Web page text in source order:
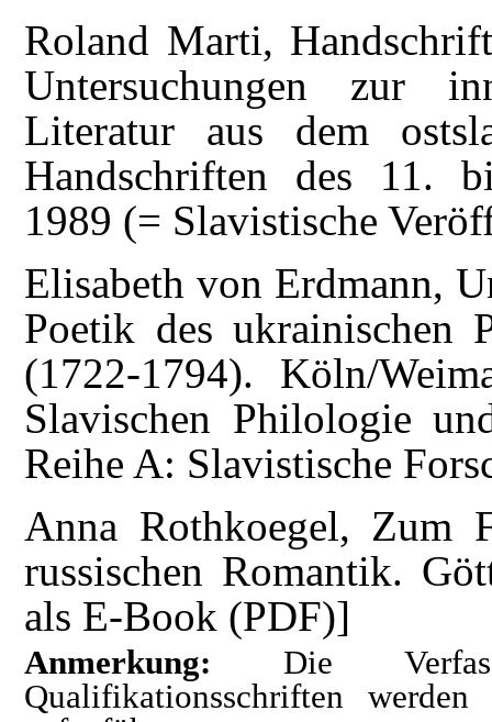
Roland Marti,
Untersuchungen zur
Literatur aus dem
Handschriften des 11.
1989 (= Slavistische
Elisabeth von Erdmann,
Poetik des ukrainischen
(1722-1794). Köln/
Slavischen Philologie
Reihe A: Slavistische
Anna Rothkoegel, Zum
russischen Romantik.
als E-Book (PDF)]
Anmerkung: Die
Qualifikationsschriften